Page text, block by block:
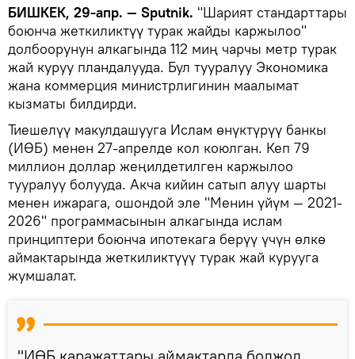
БИШКЕК, 29-апр. — Sputnik. "Шарият стандарттары
боюнча жеткиликтүү турак жайды каржылоо"
долбоорунун алкагында 112 миң чарчы метр турак
жай куруу пландалууда. Бул тууралуу Экономика
жана коммерция министрлигинин маалымат
кызматы билдирди.
Тиешелүү макулдашууга Ислам өнүктүрүү банкы
(ИӨБ) менен 27-апрелде кол коюлган. Кеп 79
миллион доллар жеңилдетилген каржылоо
тууралуу болууда. Акча кийин сатып алуу шарты
менен ижарага, ошондой эле "Менин үйүм — 2021-
2026" программасынын алкагында ислам
принциптери боюнча ипотекага берүү үчүн өлкө
аймактарында жеткиликтүүү турак жай курууга
жумшалат.